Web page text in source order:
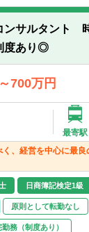
・税理士
・日商簿記検定１級
ェンス、PMI）支援
・経営計画策定支
資金繰り安定化サポ
・株式公開支援
・経営顧問業務 等
終わらず、お客様
るため、伴走支援
これにより会社と
プが高まり、「社
仕事のやりがい
「お客様(社長)が困
が来る信頼関係を構
ンサルタント
度あり◎
700万円
最寄駅
、経営を中心に最
日商簿記検定1級
原則として転勤なし
務（制度あり）